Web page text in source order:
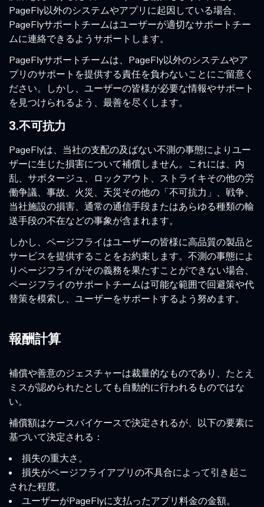
PageFly以外のシステムやアプリに起因している場合、
PageFlyサポートチームはユーザーが適切なサポートチー
ムに連絡できるようサポートします。
PageFlyサポートチームは、PageFly以外のシステムやア
プリのサポートを提供する責任を負わないことにご留意く
ださい。しかし、ユーザーの皆様が必要な情報やサポート
を見つけられるよう、最善を尽くします。
3.不可抗力
PageFlyは、当社の支配の及ばない不測の事態によりユー
ザーに生じた損害について補償しません。これには、内
乱、サボタージュ、ロックアウト、ストライキその他の労
働争議、事故、火災、天災その他の「不可抗力」、戦争、
当社施設の損害、通常の通信手段またはあらゆる種類の輸
送手段の不在などの事象が含まれます。
しかし、ページフライはユーザーの皆様に高品質の製品と
サービスを提供することをお約束します。不測の事態によ
りページフライがその義務を果たすことができない場合、
ページフライのサポートチームは可能な範囲で回避策や代
替策を模索し、ユーザーをサポートするよう努めます。
報酬計算
補償や善意のジェスチャーは裁量的なものであり、たとえ
ミスが認められたとしても自動的に行われるものではな
い。
補償額はケースバイケースで決定されるが、以下の要素に
基づいて決定される：
損失の重大さ。
損失がページフライアプリの不具合によって引き起こ
された程度。
ユーザーがPageFlyに支払ったアプリ料金の金額。